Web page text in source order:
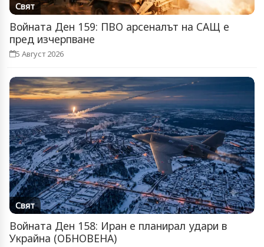
Свят
Войната Ден 159: ПВО арсеналът на САЩ е
пред изчерпване
5 Август 2026
Свят
Войната Ден 158: Иран е планирал удари в
Украйна (ОБНОВЕНА)